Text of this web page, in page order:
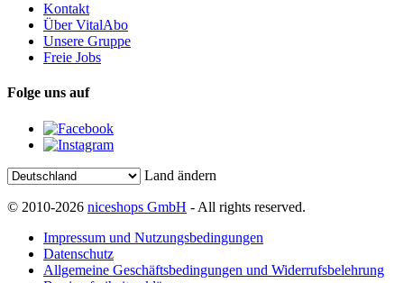
Kontakt
Über VitalAbo
Unsere Gruppe
Freie Jobs
Folge uns auf
Land ändern
© 2010-2026 niceshops GmbH - All rights reserved.
Impressum und Nutzungsbedingungen
Datenschutz
Allgemeine Geschäftsbedingungen und Widerrufsbelehrung